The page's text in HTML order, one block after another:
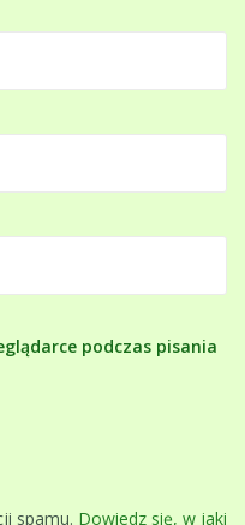
podczas pisania
spamu. Dowiedz się, w jaki